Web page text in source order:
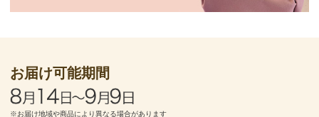
お届け可能期間
※お届け地域や商品により異なる場合があります